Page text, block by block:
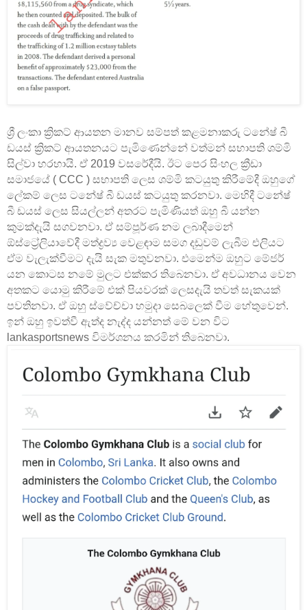
ශ්‍රී ලංකා ක්‍රිකට් ආයතන මානව සම්පත් කළමනාකරු ටනේෂ් බී
ඩයස් ක්‍රිකට් ආයතනයට පැමිණෙන්නේ වත්මන් සභාපති ශම්මි
සිල්වා හරහායි. ඒ 2019 වසරේදීයි. ඊට පෙර සිංහල ක්‍රීඩා
සමාජයේ ( CCC ) සභාපති ලෙස ශම්මි කටයුතු කිරීමේදී ඔහුගේ
ලේකම් ලෙස ටනේෂ් බී ඩයස් කටයුතු කරනවා. මෙහිදී ටනේෂ්
බී ඩයස් ලෙස සියල්ලන් අතරට පැමිණියත් ඔහු බී යන්න
කුමක්දැයි සගවනවා. ඒ සම්පූර්ණ නම ලබාදීමෙන්
ඕස්ට්‍රේලියාවේදී මත්ද්‍රව්‍ය වෙළඳාම සමග දඩුවම් ලැබීම එලියට
ඒම වැලැක්වීමට දැයි සැක මතුවනවා. එමෙන්ම ඔහුට මේජර්
යන කොටස නමේ මුලට එක්කර තිබෙනවා. ඒ අවධානය වෙන
අතකට යොමු කිරීමේ එක් පියවරක් ලෙසදැයි තවත් සැකයක්
පවතිනවා. ඒ ඔහු ස්වේච්චා හමුදා සෙබලෙක් වීම හේතුවෙන්.
ඉන් ඔහු ඉවත්වී ඇත්ද නැද්ද යන්නත් මේ වන විට
lankasportsnews විමර්ශනය කරමින් තිබෙනවා.